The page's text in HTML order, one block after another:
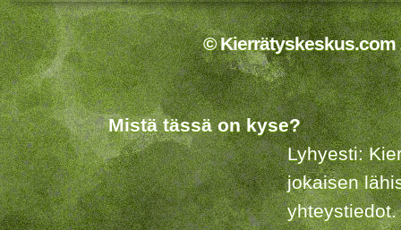
© Kierrätyskeskus.com
Mistä tässä on kyse?
Lyhyesti:
jokaisen